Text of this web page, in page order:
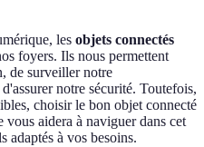
les objets connectés
foyers. Ils nous permettent
de surveiller notre
notre sécurité. Toutefois,
choisir le bon objet connecté
aidera à naviguer dans cet
adaptés à vos besoins.